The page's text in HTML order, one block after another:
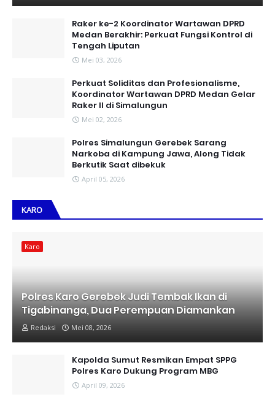
Raker ke-2 Koordinator Wartawan DPRD
Medan Berakhir: Perkuat Fungsi Kontrol di
Tengah Liputan
Mei 03, 2026
Perkuat Soliditas dan Profesionalisme,
Koordinator Wartawan DPRD Medan Gelar
Raker II di Simalungun
Mei 02, 2026
Polres Simalungun Gerebek Sarang
Narkoba di Kampung Jawa, Along Tidak
Berkutik Saat dibekuk
April 05, 2026
KARO
Karo
Polres Karo Gerebek Judi Tembak Ikan di
Tigabinanga, Dua Perempuan Diamankan
Redaksi Mei 08, 2026
Kapolda Sumut Resmikan Empat SPPG
Polres Karo Dukung Program MBG
April 09, 2026